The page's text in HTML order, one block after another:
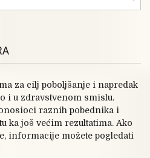
za cilj poboljšanje i napredak
i u zdravstvenom smislu.
raznih pobednika i
ka još većim rezultatima. Ako
informacije možete pogledati